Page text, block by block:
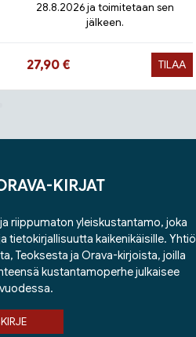
28.8.2026 ja toimitetaan sen
jälkeen.
Hinta nyt
27,90 € TILAA
KIRJAT
riippumaton yleiskustantamo, joka
tietokirjallisuutta kaikenikäisille. Yhtiö
Teoksesta ja Orava-kirjoista, joilla
kustantamoperhe julkaisee